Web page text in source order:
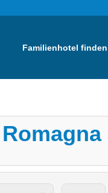
Familienhotel finden